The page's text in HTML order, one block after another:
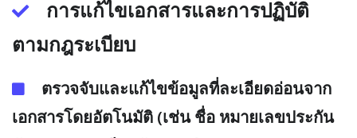
การแก้ไขเอกสารและการปฏิบัติ
ตามกฎระเบียบ
ตรวจจับและแก้ไขข้อมูลที่ละเอียดอ่อนจาก
เอกสารโดยอัตโนมัติ (เช่น ชื่อ หมายเลขประกัน